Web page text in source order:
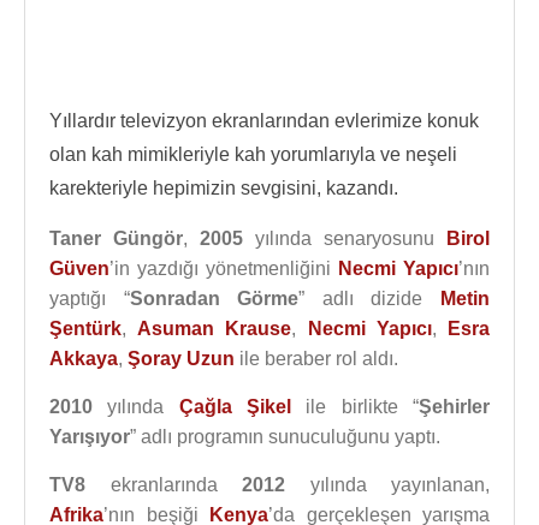
Yıllardır televizyon ekranlarından evlerimize konuk
olan kah mimikleriyle kah yorumlarıyla ve neşeli
karekteriyle hepimizin sevgisini, kazandı.
Taner Güngör, 2005 yılında senaryosunu
Birol
Güven’in yazdığı yönetmenliğini Necmi Yapıcı’nın
yaptığı “Sonradan Görme” adlı dizide
Metin
Şentürk,Asuman Krause, Necmi Yapıcı,
Esra
Akkaya, Şoray Uzun ile beraber rol aldı.
2010 yılında Çağla Şikel ile birlikte “Şehirler
Yarışıyor” adlı programın sunuculuğunu yaptı.
TV8 ekranlarında 2012 yılında yayınlanan,
Afrika’nın beşiği Kenya’da gerçekleşen yarışma